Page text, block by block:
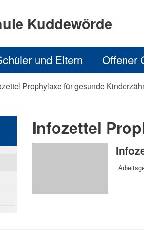
Kuddewörde
und Eltern Offener
Prophylaxe für gesunde
Infozettel